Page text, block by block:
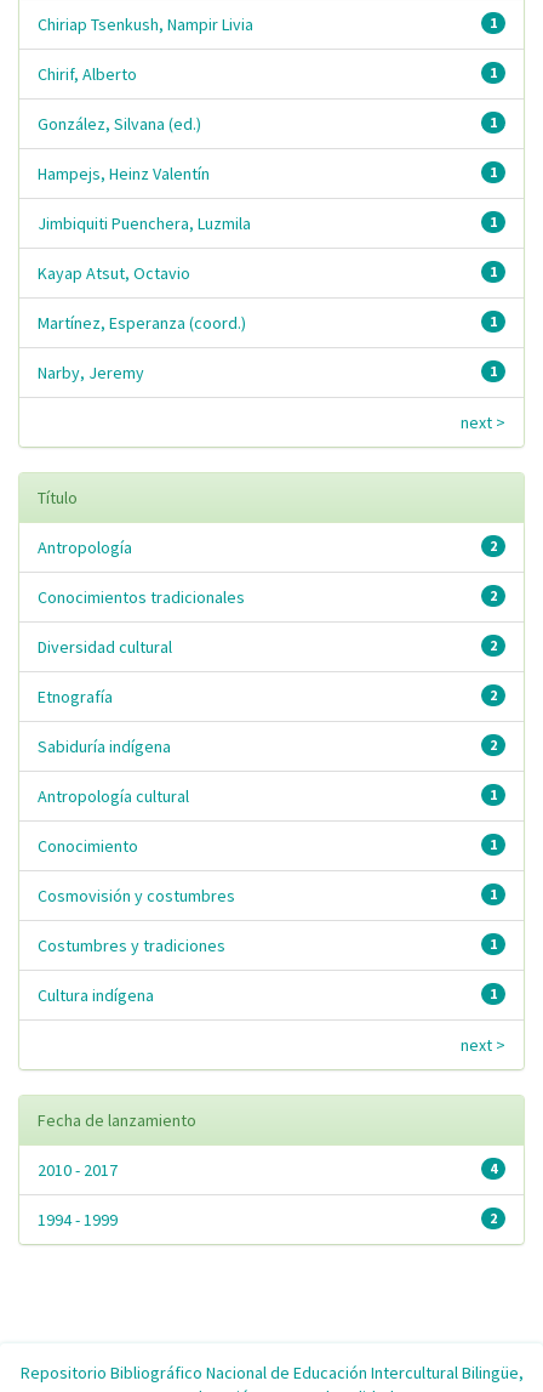
1
Chiriap Tsenkush, Nampir Livia
1
Chirif, Alberto
1
González, Silvana (ed.)
1
Hampejs, Heinz Valentín
1
Jimbiquiti Puenchera, Luzmila
1
Kayap Atsut, Octavio
1
Martínez, Esperanza (coord.)
1
Narby, Jeremy
next >
Título
2
Antropología
2
Conocimientos tradicionales
2
Diversidad cultural
2
Etnografía
2
Sabiduría indígena
1
Antropología cultural
1
Conocimiento
1
Cosmovisión y costumbres
1
Costumbres y tradiciones
1
Cultura indígena
next >
Fecha de lanzamiento
4
2010 - 2017
2
1994 - 1999
Repositorio Bibliográfico Nacional de Educación Intercultural Bilingüe,